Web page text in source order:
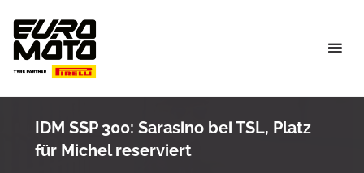
content
IDM SSP 300: Sarasino bei TSL, Platz
für Michel reserviert